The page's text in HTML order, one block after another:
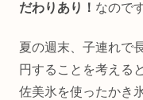
だわりあり！ なので
夏の週末、子連れで
円することを考える
佐美氷を使ったかき